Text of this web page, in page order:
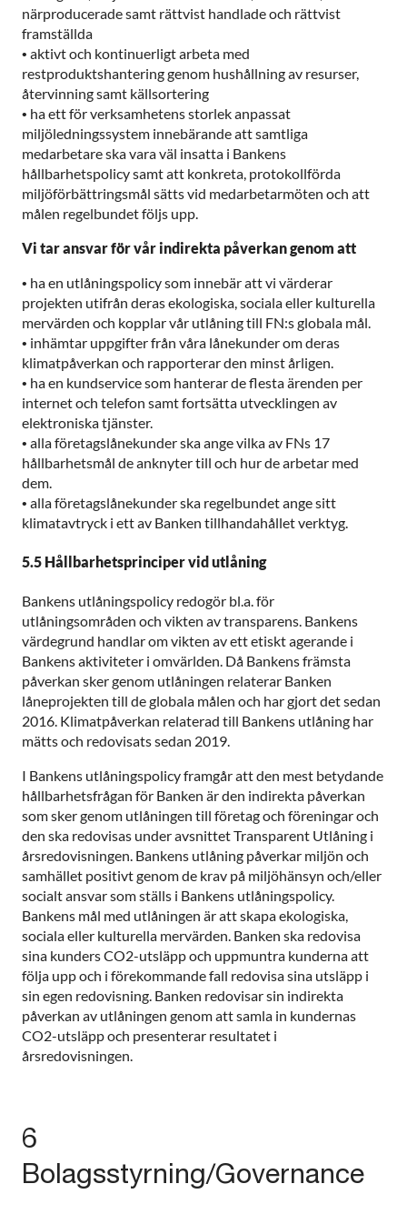
närproducerade samt rättvist handlade och rättvist
framställda
• aktivt och kontinuerligt arbeta med
restproduktshantering genom hushållning av resurser,
återvinning samt källsortering
• ha ett för verksamhetens storlek anpassat
miljöledningssystem innebärande att samtliga
medarbetare ska vara väl insatta i Bankens
hållbarhetspolicy samt att konkreta, protokollförda
miljöförbättringsmål sätts vid medarbetarmöten och att
målen regelbundet följs upp.
Vi tar ansvar för vår indirekta påverkan genom att
• ha en utlåningspolicy som innebär att vi värderar
projekten utifrån deras ekologiska, sociala eller kulturella
mervärden och kopplar vår utlåning till FN:s globala mål.
• inhämtar uppgifter från våra lånekunder om deras
klimatpåverkan och rapporterar den minst årligen.
• ha en kundservice som hanterar de flesta ärenden per
internet och telefon samt fortsätta utvecklingen av
elektroniska tjänster.
• alla företagslånekunder ska ange vilka av FNs 17
hållbarhetsmål de anknyter till och hur de arbetar med
dem.
• alla företagslånekunder ska regelbundet ange sitt
klimatavtryck i ett av Banken tillhandahållet verktyg.
5.5 Hållbarhetsprinciper vid utlåning
Bankens utlåningspolicy redogör bl.a. för
utlåningsområden och vikten av transparens. Bankens
värdegrund handlar om vikten av ett etiskt agerande i
Bankens aktiviteter i omvärlden. Då Bankens främsta
påverkan sker genom utlåningen relaterar Banken
låneprojekten till de globala målen och har gjort det sedan
2016. Klimatpåverkan relaterad till Bankens utlåning har
mätts och redovisats sedan 2019.
I Bankens utlåningspolicy framgår att den mest betydande
hållbarhetsfrågan för Banken är den indirekta påverkan
som sker genom utlåningen till företag och föreningar och
den ska redovisas under avsnittet Transparent Utlåning i
årsredovisningen. Bankens utlåning påverkar miljön och
samhället positivt genom de krav på miljöhänsyn och/eller
socialt ansvar som ställs i Bankens utlåningspolicy.
Bankens mål med utlåningen är att skapa ekologiska,
sociala eller kulturella mervärden. Banken ska redovisa
sina kunders CO2-utsläpp och uppmuntra kunderna att
följa upp och i förekommande fall redovisa sina utsläpp i
sin egen redovisning. Banken redovisar sin indirekta
påverkan av utlåningen genom att samla in kundernas
CO2-utsläpp och presenterar resultatet i
årsredovisningen.
6
Bolagsstyrning/Governance